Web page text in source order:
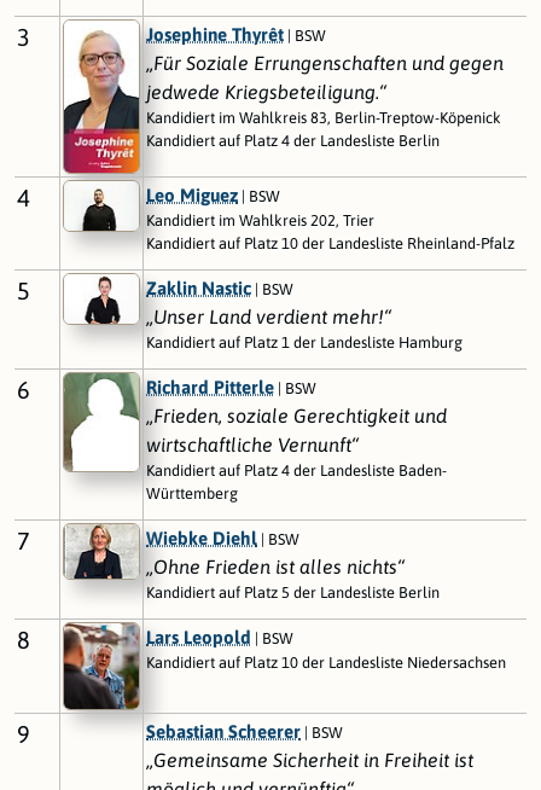
3 Josephine Thyrêt | BSW
„Für Soziale Errungenschaften und gegen
jedwede Kriegsbeteiligung.“
Kandidiert im Wahlkreis 83, Berlin-Treptow-Köpenick
Kandidiert auf Platz 4 der Landesliste Berlin
4 Leo Miguez | BSW
Kandidiert im Wahlkreis 202, Trier
Kandidiert auf Platz 10 der Landesliste Rheinland-Pfalz
5 Zaklin Nastic | BSW
„Unser Land verdient mehr!“
Kandidiert auf Platz 1 der Landesliste Hamburg
6 Richard Pitterle | BSW
„Frieden, soziale Gerechtigkeit und
wirtschaftliche Vernunft“
Kandidiert auf Platz 4 der Landesliste Baden-
Württemberg
7 Wiebke Diehl | BSW
„Ohne Frieden ist alles nichts“
Kandidiert auf Platz 5 der Landesliste Berlin
8 Lars Leopold | BSW
Kandidiert auf Platz 10 der Landesliste Niedersachsen
9 Sebastian Scheerer | BSW
„Gemeinsame Sicherheit in Freiheit ist